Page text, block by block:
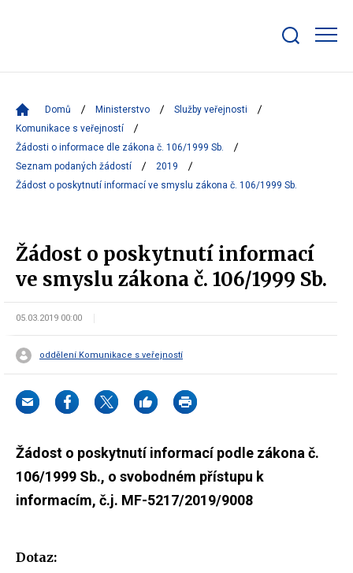
bar
Domů Ministerstvo
Služby veřejnosti
Komunikace s veřejností
Žádosti o informace dle zákona č. 106/1999 Sb.
Seznam podaných žádostí
2019
Žádost o poskytnutí informací ve smyslu zákona č. 106/1999 Sb.
Žádost o poskytnutí informací
ve smyslu zákona č. 106/1999 Sb.
05.03.2019 00:00
oddělení Komunikace s veřejností
Žádost o poskytnutí informací podle zákona č.
106/1999 Sb., o svobodném přístupu k
informacím, č.j. MF-5217/2019/9008
Dotaz: